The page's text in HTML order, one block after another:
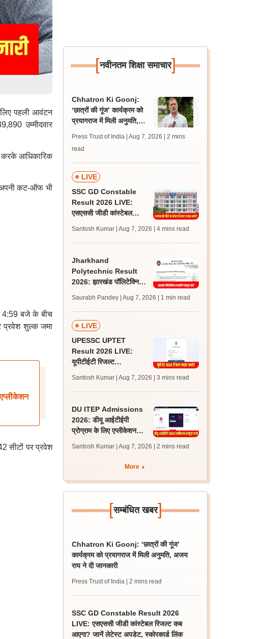
पहली आवंटन
उम्मीदवार
करके आधिकारिक
कट-ऑफ भी
4:59 बजे के बीच
प्रवेश शुल्क जमा
सीटों पर प्रवेश
[नवीनतम शिक्षा समाचार]
Chhatron Ki Goonj:
‘छात्रों की गूंज’ कार्यक्रम को
प्रयागराज में मिली अनुमति,
Press Trust of India | Aug 7, 2026
| 2 mins
read
LIVE
SSC GD Constable
Result 2026 LIVE:
एसएससी जीडी कांस्टेबल
लेटेस्ट अपडेट, स्कोरकार्ड लिंक
Santosh Kumar | Aug 7, 2026 | 4 mins read
Jharkhand
Polytechnic Result
2026: झारखंड पॉलिटेक्निक
Saurabh Pandey | Aug 7, 2026 | 1 min read
LIVE
UPESSC UPTET
Result 2026 LIVE:
यूपीटीईटी रिजल्ट
जल्द, जानें लेटेस्ट अपडेट,
पासिंग मार्क्स
Santosh Kumar | Aug 7, 2026 | 3 mins read
DU ITEP Admissions
2026: डीयू आईटीईपी
प्रोग्राम के लिए एप्लीकेशन
रिजल्ट 10 अगस्त को
Santosh Kumar | Aug 7, 2026 | 2 mins read
More
[सम्बंधित खबर]
Chhatron Ki Goonj: ‘छात्रों की गूंज’
कार्यक्रम को प्रयागराज में मिली अनुमति, अजय
राय ने दी जानकारी
Press Trust of India | 2 mins read
SSC GD Constable Result 2026
LIVE: एसएससी जीडी कांस्टेबल रिजल्ट कब
आएगा? जानें लेटेस्ट अपडेट, स्कोरकार्ड लिंक